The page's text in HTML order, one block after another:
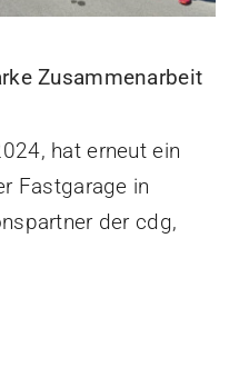
Zusammenarbeit
hat erneut ein
Fastgarage in
der cdg,